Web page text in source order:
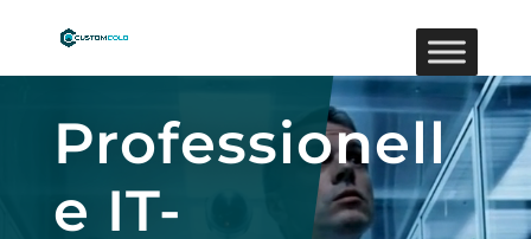
Professionell
e IT-